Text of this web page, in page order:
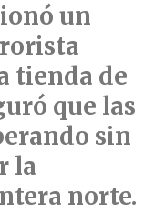
un
tienda de
que las
sin
la
norte.